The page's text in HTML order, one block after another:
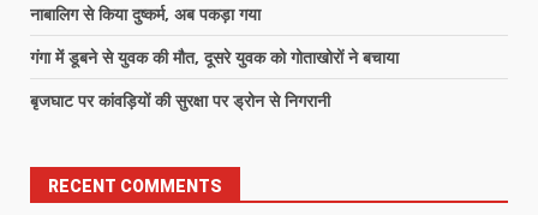
नाबालिग से किया दुष्कर्म, अब पकड़ा गया
गंगा में डूबने से युवक की मौत, दूसरे युवक को गोताखोरों ने बचाया
बृजघाट पर कांवड़ियों की सुरक्षा पर ड्रोन से निगरानी
RECENT COMMENTS